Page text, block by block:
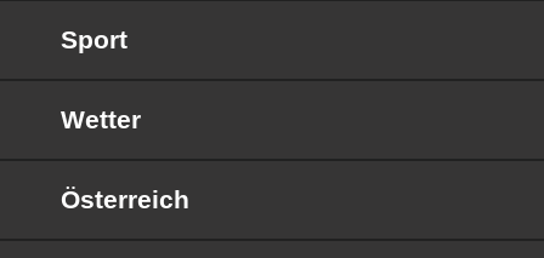
Sport
Wetter
Österreich